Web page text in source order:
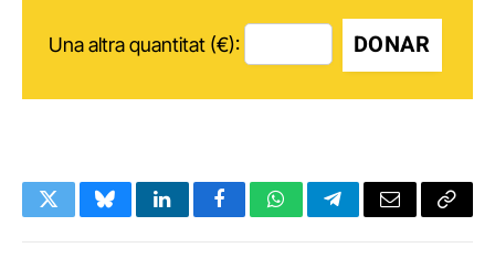
Una altra quantitat (€): DONAR
TwitterBlueskyLinkedInFacebookWhatsAppTelegramEmail Copy